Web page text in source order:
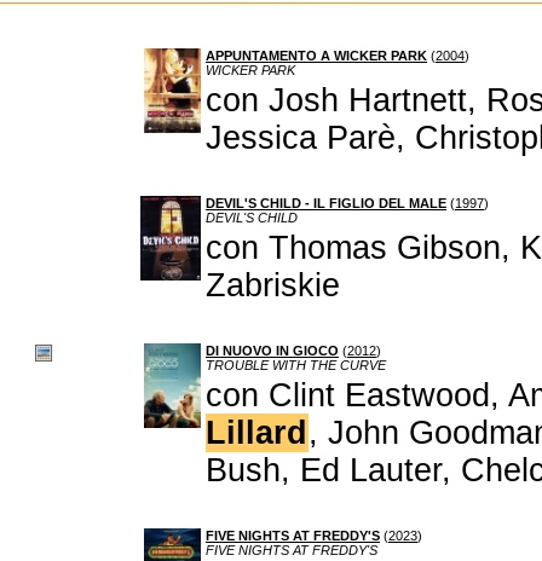
APPUNTAMENTO A WICKER PARK (2004)
WICKER PARK
con Josh Hartnett,
Jessica Parè,
DEVIL'S CHILD - IL FIGLIO DEL MALE (1997)
DEVIL'S CHILD
con Thomas Gibson,
Zabriskie
DI NUOVO IN GIOCO (2012)
TROUBLE WITH THE CURVE
con Clint Eastwood,
Lillard , John
Bush, Ed Lauter,
FIVE NIGHTS AT FREDDY'S (2023)
FIVE NIGHTS AT FREDDY'S